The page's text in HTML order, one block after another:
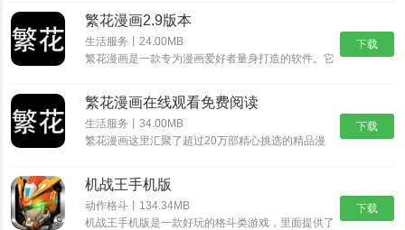
提供精选漫画榜单，允许用户直接关注各种优秀漫画
书籍的更新，......
下载
繁花漫画2.9版本
生活服务丨24.00MB
繁花漫画是一款专为漫画爱好者量身打造的软件。它
的搜索与分类功能，让你能够迅速定位到想看的漫
画，节省宝贵的时......
下载
繁花漫画在线观看免费阅读
生活服务丨34.00MB
繁花漫画这里汇聚了超过20万部精心挑选的精品漫
漫画世界的所有幻想。在繁花漫画，你无需忍受广告
的频繁打扰，......
下载
机战王手机版
动作格斗丨134.34MB
机战王手机版是一款好玩的格斗类游戏，里面提供了